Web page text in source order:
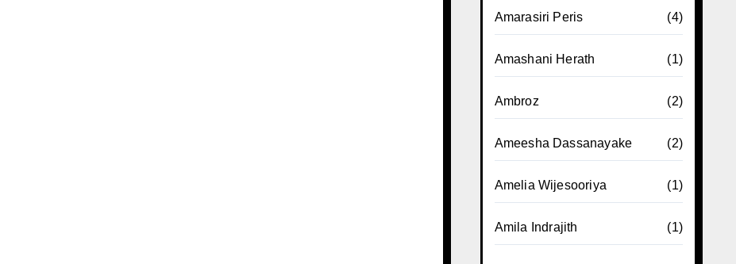
Amarasiri Peris (4)
Amashani Herath (1)
Ambroz (2)
Ameesha Dassanayake (2)
Amelia Wijesooriya (1)
Amila Indrajith (1)